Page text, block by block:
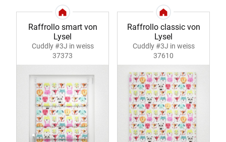
Raffrollo smart von
Lysel
Cuddly #3J in weiss
37373
Raffrollo classic von
Lysel
Cuddly #3J in weiss
37610